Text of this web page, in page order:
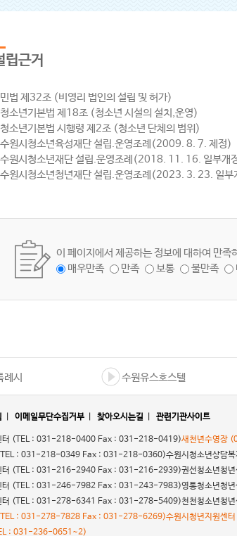
립근거
민법 제32조 (비영리 법인의 설립 및 허가)
청소년기본법 제18조 (청소년 시설의 설치,운영)
청소년기본법 시행령 제2조 (청소년 단체의 범위)
수원시청소년육성재단 설립.운영조례(2009. 8. 7. 제정)
수원시청소년재단 설립.운영조례(2018. 11. 16. 일부개
수원시청소년청년재단 설립.운영조례(2023. 3. 23. 일부
이 페이지에서 제공하는 정보에 대하여 만족
매우만족
만족 보통 불만족
례시 수원유스호스텔
이메일무단수집거부 찾아오시는길 관련기관사이트
(TEL : 031-218-0400 Fax : 031-218-0419)새천년수영장
: 031-218-0349 Fax : 031-218-0360)수원시청소년상담복
(TEL : 031-216-2940 Fax : 031-216-2939)권선청소년청년
(TEL : 031-246-7982 Fax : 031-243-7983)영통청소년청년
(TEL : 031-278-6341 Fax : 031-278-5409)천천청소년청년
: 031-278-7828 Fax : 031-278-6269)수원시청년지원센터
: 031-236-0651~2)